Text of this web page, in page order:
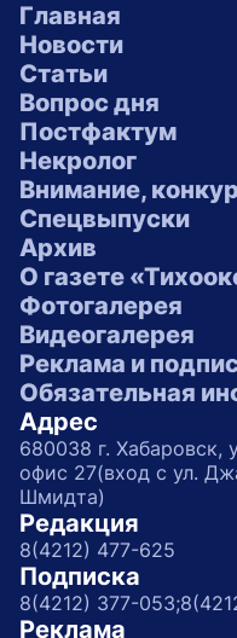
Главная
Новости
Статьи
Вопрос дня
Постфактум
Некролог
Внимание,
Спецвыпуски
Архив
О газете
Фотогалерея
Видеогалерея
Реклама и
Обязательная
Адрес
680038 г. Хабаровск,
офис 27(вход с ул.
Шмидта)
Редакция
8(4212) 477-625
Подписка
8(4212) 377-053;
Реклама